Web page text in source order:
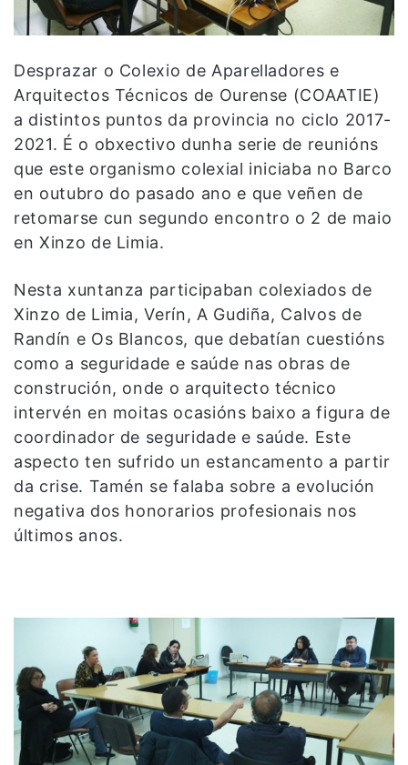
Desprazar o Colexio de Aparelladores e
Arquitectos Técnicos de Ourense (COAATIE)
a distintos puntos da provincia no ciclo 2017-
2021. É o obxectivo dunha serie de reunións
que este organismo colexial iniciaba no Barco
en outubro do pasado ano e que veñen de
retomarse cun segundo encontro o 2 de maio
en Xinzo de Limia.
Nesta xuntanza participaban colexiados de
Xinzo de Limia, Verín, A Gudiña, Calvos de
Randín e Os Blancos, que debatían cuestións
como a seguridade e saúde nas obras de
construción, onde o arquitecto técnico
intervén en moitas ocasións baixo a figura de
coordinador de seguridade e saúde. Este
aspecto ten sufrido un estancamento a partir
da crise. Tamén se falaba sobre a evolución
negativa dos honorarios profesionais nos
últimos anos.